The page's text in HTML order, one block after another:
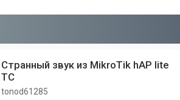
Странный звук из MikroTik hAP lite
TC
tonod61285